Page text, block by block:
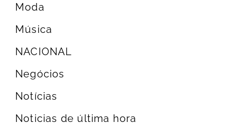
Moda
Música
NACIONAL
Negócios
Notícias
Noticias de última hora